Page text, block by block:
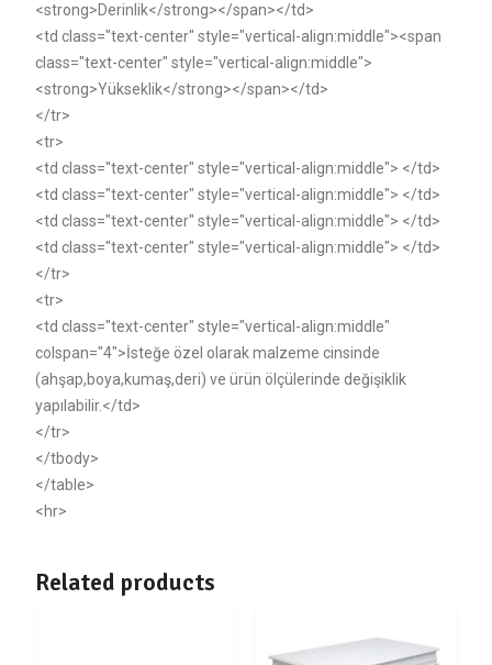
<strong>Derinlik</strong></span></td>
<td class="text-center" style="vertical-align:middle"><span
class="text-center" style="vertical-align:middle">
<strong>Yükseklik</strong></span></td>
</tr>
<tr>
<td class="text-center" style="vertical-align:middle"> </td>
<td class="text-center" style="vertical-align:middle"> </td>
<td class="text-center" style="vertical-align:middle"> </td>
<td class="text-center" style="vertical-align:middle"> </td>
</tr>
<tr>
<td class="text-center" style="vertical-align:middle"
colspan="4">İsteğe özel olarak malzeme cinsinde
(ahşap,boya,kumaş,deri) ve ürün ölçülerinde değişiklik
yapılabilir.</td>
</tr>
</tbody>
</table>
<hr>
Related products